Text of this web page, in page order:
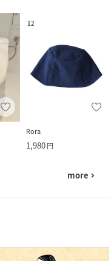
12
Rora
1,980円
more navigate_next